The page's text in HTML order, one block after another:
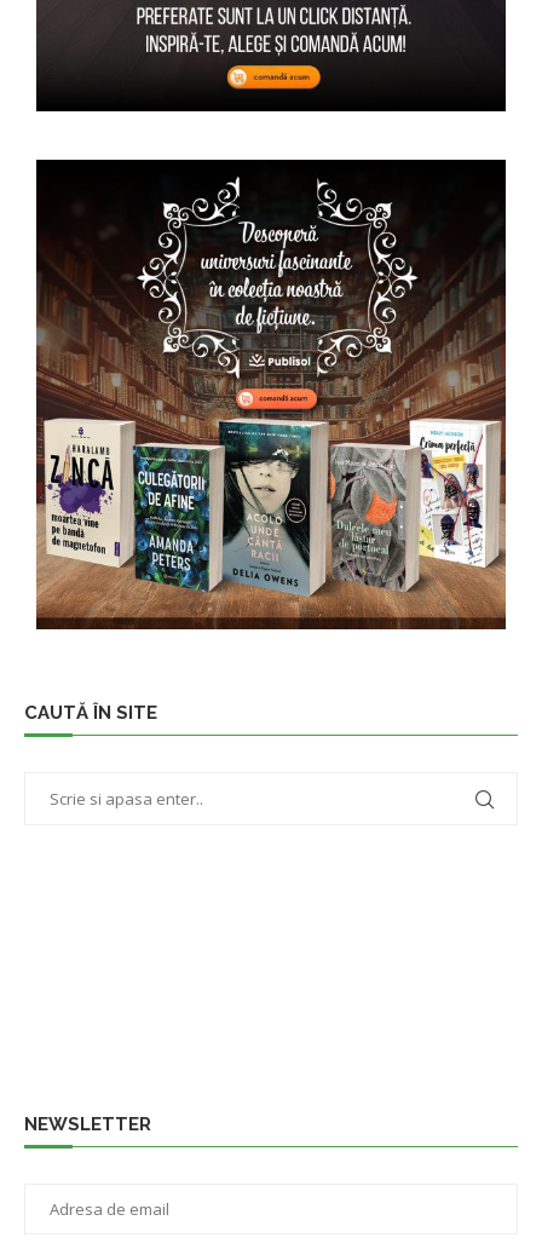
CAUTĂ ÎN SITE
NEWSLETTER